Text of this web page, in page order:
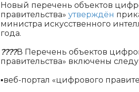
Новый перечень объектов
правительства» утверждён
министра искусственного
года.
????В Перечень объектов
правительства» включены
▪️веб-портал «цифрового